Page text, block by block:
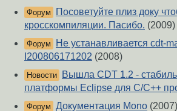
Форум
Посоветуйте плиз доку
кросскомпиляции. Пасибо. (2009)
Форум
Не устанавливается cdt-
I200806171202 (2008)
Новости
Вышла CDT 1.2 -
платформы Eclipse для C/C++
Форум Документация Mono (2007)